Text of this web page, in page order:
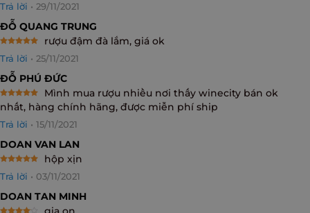
out of 5
Trả lời • 29/11/2021
ĐỖ QUANG TRUNG
out of 5
rượu đậm đà lắm, giá ok
Trả lời • 25/11/2021
ĐỖ PHÚ ĐỨC
Rated5
out of 5
Mình mua rượu nhiều nơi thấy winecity bán ok
nhất, hàng chính hãng, được miễn phí ship
Trả lời • 15/11/2021
DOAN VAN LAN
out of 5
hộp xịn
Trả lời • 03/11/2021
DOAN TAN MINH